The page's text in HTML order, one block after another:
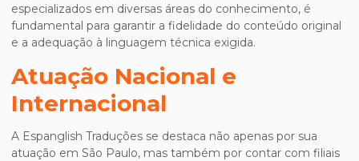
especializados em diversas áreas do conhecimento, é
fundamental para garantir a fidelidade do conteúdo original
e a adequação à linguagem técnica exigida.
Atuação Nacional e
Internacional
A Espanglish Traduções se destaca não apenas por sua
atuação em São Paulo, mas também por contar com filiais